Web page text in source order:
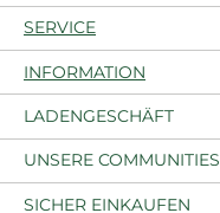
SERVICE
INFORMATION
LADENGESCHÄFT
UNSERE COMMUNITIES
SICHER EINKAUFEN